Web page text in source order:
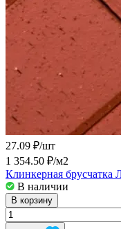
27.09 ₽/шт
1 354.50 ₽/м2
Клинкерная
В наличии
В корзину